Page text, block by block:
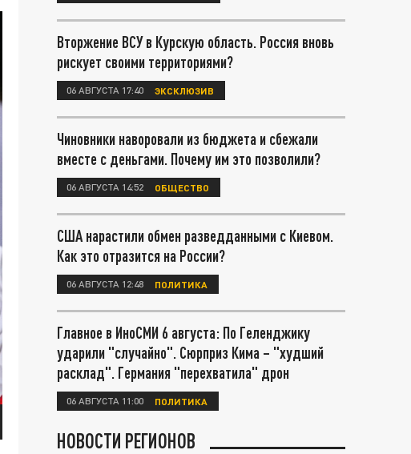
Вторжение ВСУ в Курскую область. Россия вновь
рискует своими территориями?
06 АВГУСТА 17:40 ЭКСКЛЮЗИВ
Чиновники наворовали из бюджета и сбежали
вместе с деньгами. Почему им это позволили?
06 АВГУСТА 14:52 ОБЩЕСТВО
США нарастили обмен разведданными с Киевом.
Как это отразится на России?
06 АВГУСТА 12:48 ПОЛИТИКА
Главное в ИноСМИ 6 августа: По Геленджику
ударили "случайно". Сюрприз Кима – "худший
расклад". Германия "перехватила" дрон
06 АВГУСТА 11:00 ПОЛИТИКА
НОВОСТИ РЕГИОНОВ